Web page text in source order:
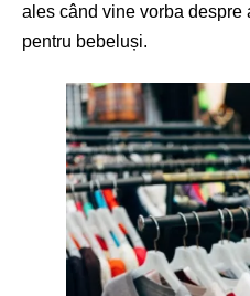
ales când vine vorba
pentru bebeluși.